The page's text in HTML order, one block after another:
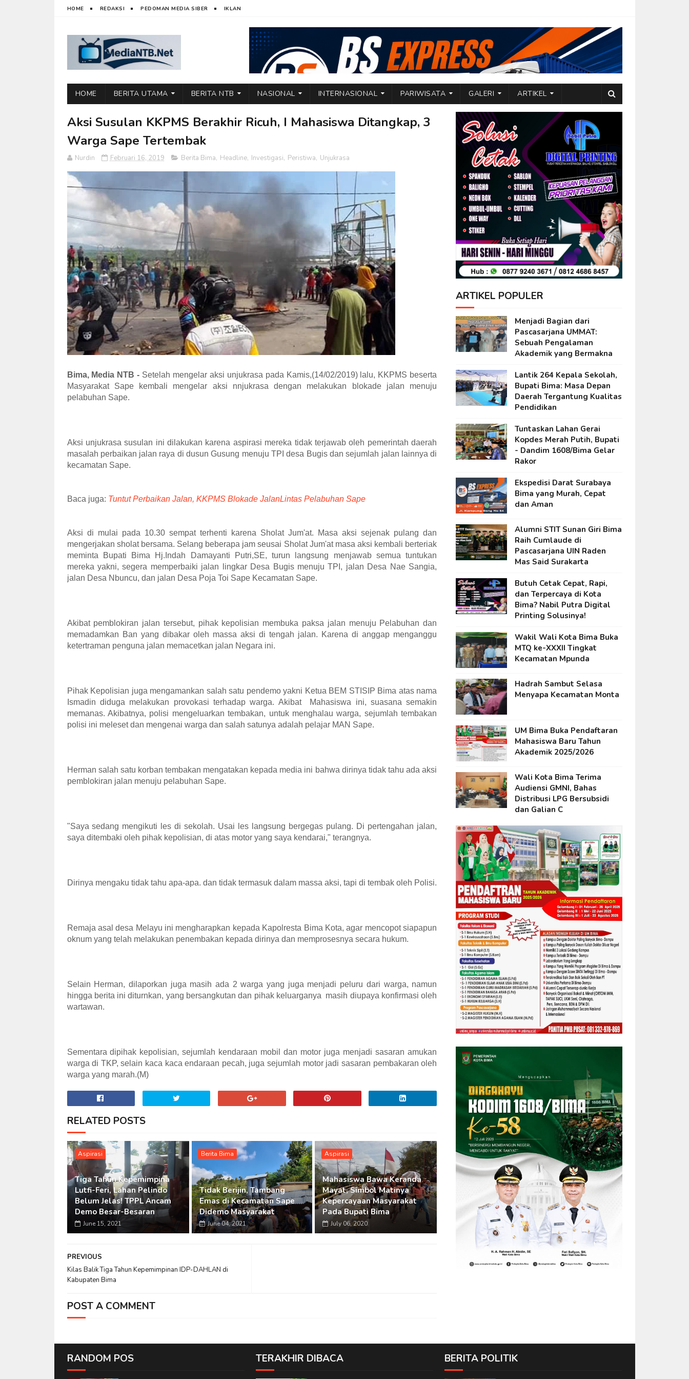
HOME REDAKSI PEDOMAN MEDIA SIBER IKLAN
HOME BERITA UTAMA BERITA NTB NASIONAL INTERNASIONAL PARIWISATA GALERI ARTIKEL
Aksi Susulan KKPMS Berakhir Ricuh, I Mahasiswa Ditangkap, 3
Warga Sape Tertembak
Nurdin Februari 16, 2019 Berita Bima, Headline, Investigasi, Peristiwa, Unjukrasa
Bima, Media NTB - Setelah mengelar aksi unjukrasa pada Kamis,(14/02/2019) lalu, KKPMS beserta
Masyarakat Sape kembali mengelar aksi nnjukrasa dengan melakukan blokade jalan menuju
pelabuhan Sape.
Aksi unjukrasa susulan ini dilakukan karena aspirasi mereka tidak terjawab oleh pemerintah daerah
masalah perbaikan jalan raya di dusun Gusung menuju TPI desa Bugis dan sejumlah jalan lainnya di
kecamatan Sape.
Baca juga: Tuntut Perbaikan Jalan, KKPMS Blokade JalanLintas Pelabuhan Sape
Aksi di mulai pada 10.30 sempat terhenti karena Sholat Jum'at. Masa aksi sejenak pulang dan
mengerjakan sholat bersama. Selang beberapa jam seusai Sholat Jum'at masa aksi kembali berteriak
meminta Bupati Bima Hj.Indah Damayanti Putri,SE, turun langsung menjawab semua tuntukan
mereka yakni, segera memperbaiki jalan lingkar Desa Bugis menuju TPI, jalan Desa Nae Sangia,
jalan Desa Nbuncu, dan jalan Desa Poja Toi Sape Kecamatan Sape.
Akibat pemblokiran jalan tersebut, pihak kepolisian membuka paksa jalan menuju Pelabuhan dan
memadamkan Ban yang dibakar oleh massa aksi di tengah jalan. Karena di anggap menganggu
ketertraman penguna jalan memacetkan jalan Negara ini.
Pihak Kepolisian juga mengamankan salah satu pendemo yakni Ketua BEM STISIP Bima atas nama
Ismadin diduga melakukan provokasi terhadap warga. Akibat
Mahasiswa ini, suasana semakin
memanas. Akibatnya, polisi mengeluarkan tembakan, untuk menghalau warga, sejumlah tembakan
polisi ini meleset dan mengenai warga dan salah satunya adalah pelajar MAN Sape.
Herman salah satu korban tembakan mengatakan kepada media ini bahwa dirinya tidak tahu ada aksi
pemblokiran jalan menuju pelabuhan Sape.
"Saya sedang mengikuti les di sekolah. Usai les langsung bergegas pulang. Di pertengahan jalan,
saya ditembaki oleh pihak kepolisian, di atas motor yang saya kendarai," terangnya.
Dirinya mengaku tidak tahu apa-apa. dan tidak termasuk dalam massa aksi, tapi di tembak oleh Polisi.
Remaja asal desa Melayu ini mengharapkan kepada Kapolresta Bima Kota, agar mencopot siapapun
oknum yang telah melakukan penembakan kepada dirinya dan memprosesnya secara hukum.
Selain Herman, dilaporkan juga masih ada 2 warga yang juga menjadi peluru dari warga, namun
hingga berita ini diturnkan, yang bersangkutan dan pihak keluarganya masih diupaya konfirmasi oleh
wartawan.
Sementara dipihak kepolisian, sejumlah kendaraan mobil dan motor juga menjadi sasaran amukan
warga di TKP, selain kaca kaca endaraan pecah, juga sejumlah motor jadi sasaran pembakaran oleh
warga yang marah.(M)
RELATED POSTS
Aspirasi
Tiga Tahun Kepemimpina
Lutfi-Feri, Lahan Pelindo
Belum Jelas! TPPL Ancam
Demo Besar-Besaran
June 15, 2021
Berita Bima
Tidak Berijin, Tambang
Emas di Kecamatan Sape
Didemo Masyarakat
June 04, 2021
Aspirasi
Mahasiswa Bawa Keranda
Mayat, Simbol Matinya
Kepercayaan Masyarakat
Pada Bupati Bima
July 06, 2020
PREVIOUS
Kilas Balik Tiga Tahun Kepemimpinan IDP-DAHLAN di
Kabupaten Bima
POST A COMMENT
ARTIKEL POPULER
Menjadi Bagian dari
Pascasarjana UMMAT:
Sebuah Pengalaman
Akademik yang Bermakna
Lantik 264 Kepala Sekolah,
Bupati Bima: Masa Depan
Daerah Tergantung Kualitas
Pendidikan
Tuntaskan Lahan Gerai
Kopdes Merah Putih, Bupati
- Dandim 1608/Bima Gelar
Rakor
Ekspedisi Darat Surabaya
Bima yang Murah, Cepat
dan Aman
Alumni STIT Sunan Giri Bima
Raih Cumlaude di
Pascasarjana UIN Raden
Mas Said Surakarta
Butuh Cetak Cepat, Rapi,
dan Terpercaya di Kota
Bima? Nabil Putra Digital
Printing Solusinya!
Wakil Wali Kota Bima Buka
MTQ ke-XXXII Tingkat
Kecamatan Mpunda
Hadrah Sambut Selasa
Menyapa Kecamatan Monta
UM Bima Buka Pendaftaran
Mahasiswa Baru Tahun
Akademik 2025/2026
Wali Kota Bima Terima
Audiensi GMNI, Bahas
Distribusi LPG Bersubsidi
dan Galian C
RANDOM POS TERAKHIR DIBACA BERITA POLITIK